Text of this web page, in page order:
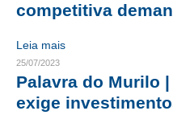
CONSELHO TECNOLÓGICO
HISTÓRICO E ATUAÇÃO
COMPOSIÇÃO
CONSELHOS ASSESSORES
competitiva
Leia mais
25/07/2023
Palavra do Murilo
exige